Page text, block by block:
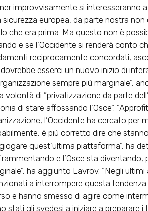
improvvisamente si interesseranno
sicurezza europea, da parte nostra
che era prima. Ma questo non è
e se l’Occidente si renderà conto
reciprocamente concordati,
esserci un nuovo inizio di
sempre più marginale”,
volontà di ”privatizzazione da parte
di stare affossando l’Osce”.
l’Occidente ha cercato per
è più corretto dire che
quest’ultima piattaforma”, ha
e l’Osce sta diventando,
ha aggiunto Lavrov. “Negli
a interrompere questa
e hanno smesso di agire come
stati gli svedesi a iniziare a preparare